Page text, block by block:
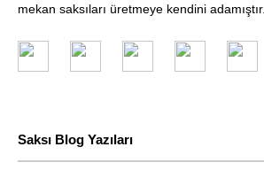
mekan saksıları üretmeye kendini adamıştır.
Saksı Blog Yazıları